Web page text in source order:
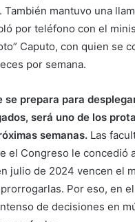
mantuvo una
por teléfono con el
Caputo, con quien se
por semana.
se prepara para
será uno de los
semanas. Las
el Congreso le concedió
julio de 2024 vencen el
Por eso, en
de decisiones en